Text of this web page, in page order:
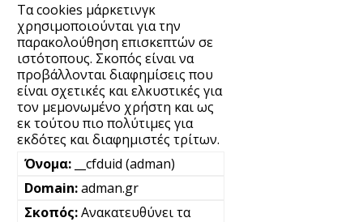
Τα cookies μάρκετινγκ
χρησιμοποιούνται για την
παρακολούθηση επισκεπτών σε
ιστότοπους. Σκοπός είναι να
προβάλλονται διαφημίσεις που
είναι σχετικές και ελκυστικές για
τον μεμονωμένο χρήστη και ως
εκ τούτου πιο πολύτιμες για
εκδότες και διαφημιστές τρίτων.
__cfduid (adman)
adman.gr
Ανακατευθύνει τα